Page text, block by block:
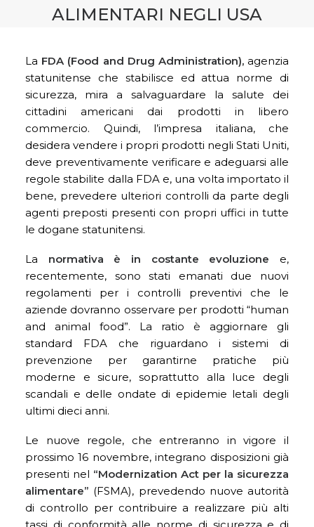
ALIMENTARI NEGLI USA
La FDA (Food and Drug Administration),agenzia
statunitense che stabilisce ed attua norme di
sicurezza, mira a salvaguardare la salute dei
cittadini americani dai prodotti in libero
commercio. Quindi, l’impresa italiana, che
desidera vendere i propri prodotti negli Stati Uniti,
deve preventivamente verificare e adeguarsi alle
regole stabilite dalla FDA e, una volta importato il
bene, prevedere ulteriori controlli da parte degli
agenti preposti presenti con propri uffici in tutte
le dogane statunitensi.
La normativa è in costante evoluzione e,
recentemente, sono stati emanati due nuovi
regolamenti per i controlli preventivi che le
aziende dovranno osservare per prodotti “human
and animal food”. La ratio è aggiornare gli
standard FDA che riguardano i sistemi di
prevenzione per garantirne pratiche più
moderne e sicure, soprattutto alla luce degli
scandali e delle ondate di epidemie letali degli
ultimi dieci anni.
Le nuove regole, che entreranno in vigore il
prossimo 16 novembre, integrano disposizioni già
presenti nel “Modernization Act per la sicurezza
alimentare” (FSMA), prevedendo nuove autorità
di controllo per contribuire a realizzare più alti